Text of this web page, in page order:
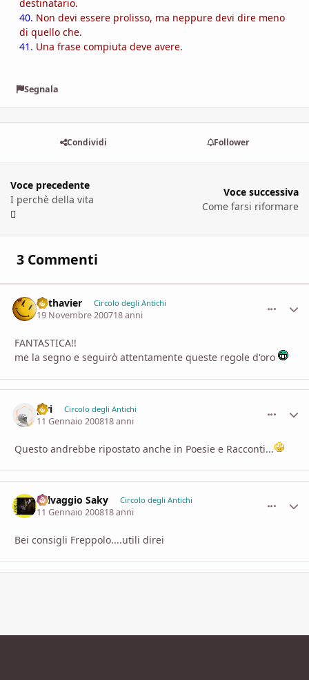
destinatario.
40. Non devi essere prolisso, ma neppure devi dire meno
di quello che.
41. Una frase compiuta deve avere.
Segnala
Condividi Follower
Voce precedente
I perchè della vita
Voce successiva
Come farsi riformare
3 Commenti
Lothavier Circolo degli Antichi
19 Novembre 200718 anni
FANTASTICA!!
me la segno e seguirò attentamente queste regole d'oro
piri Circolo degli Antichi
11 Gennaio 200818 anni
Questo andrebbe ripostato anche in Poesie e Racconti...
Selvaggio Saky Circolo degli Antichi
11 Gennaio 200818 anni
Bei consigli Freppolo....utili direi